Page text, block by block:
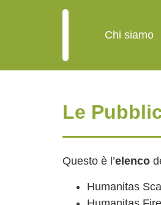
Chi siamo
Le
Questo è l’elenco
Humanitas